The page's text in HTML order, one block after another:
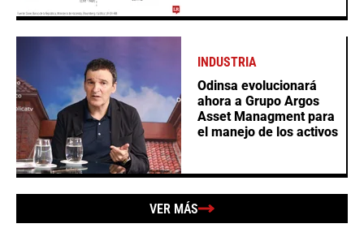
INDUSTRIA
Odinsa evolucionará
ahora a Grupo Argos
Asset Managment para
el manejo de los activos
VER MÁS